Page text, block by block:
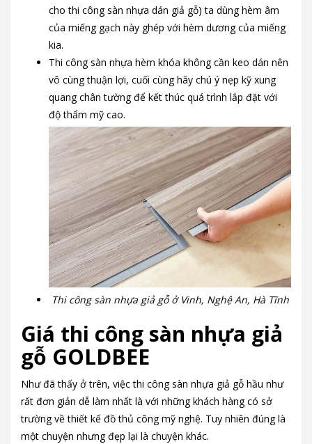
cho thi công sàn nhựa dán giả gỗ) ta dùng hèm âm
của miếng gạch này ghép với hèm dương của miếng
kia.
Thi công sàn nhựa hèm khóa không cần keo dán nên
vô cùng thuận lợi, cuối cùng hãy chú ý nẹp kỹ xung
quang chân tường để kết thúc quá trình lắp đặt với
độ thẩm mỹ cao.
Thi công sàn nhựa giả gỗ ở Vinh, Nghệ An, Hà Tĩnh
Giá thi công sàn nhựa giả
gỗ GOLDBEE
Như đã thấy ở trên, việc thi công sàn nhựa giả gỗ hầu như
rất đơn giản dễ làm nhất là với những khách hàng có sở
trường về thiết kế đồ thủ công mỹ nghệ. Tuy nhiên đúng là
một chuyện nhưng đẹp lại là chuyện khác.